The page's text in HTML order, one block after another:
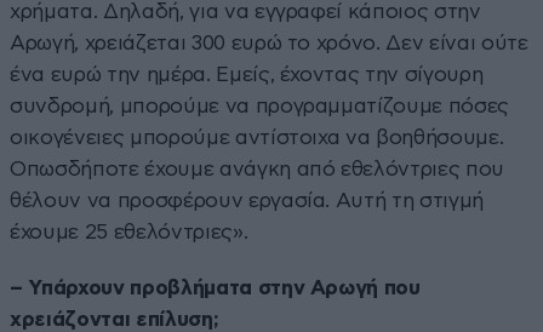
χρήματα. Δηλαδή, για να εγγραφεί κάποιος στην
Αρωγή, χρειάζεται 300 ευρώ το χρόνο. Δεν είναι ούτε
ένα ευρώ την ημέρα. Εμείς, έχοντας την σίγουρη
συνδρομή, μπορούμε να προγραμματίζουμε πόσες
οικογένειες μπορούμε αντίστοιχα να βοηθήσουμε.
Οπωσδήποτε έχουμε ανάγκη από εθελόντριες που
θέλουν να προσφέρουν εργασία. Αυτή τη στιγμή
έχουμε 25 εθελόντριες».
– Υπάρχουν προβλήματα στην Αρωγή που
χρειάζονται επίλυση;